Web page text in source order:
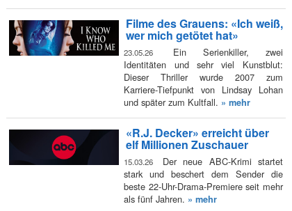
Filme des Grauens: «Ich weiß,
wer mich getötet hat»
23.05.26
Ein Serienkiller, zwei
Identitäten und sehr viel Kunstblut:
Dieser Thriller wurde 2007 zum
Karriere-Tiefpunkt von Lindsay Lohan
und später zum Kultfall. » mehr
«R.J. Decker» erreicht über
elf Millionen Zuschauer
15.03.26
Der neue ABC-Krimi startet
stark und beschert dem Sender die
beste 22-Uhr-Drama-Premiere seit mehr
als fünf Jahren. » mehr